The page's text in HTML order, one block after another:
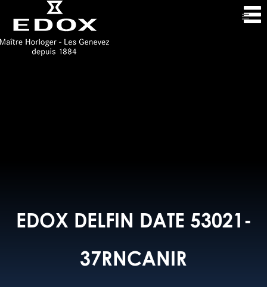
EDOX DELFIN DATE 53021-
37RNCANIR